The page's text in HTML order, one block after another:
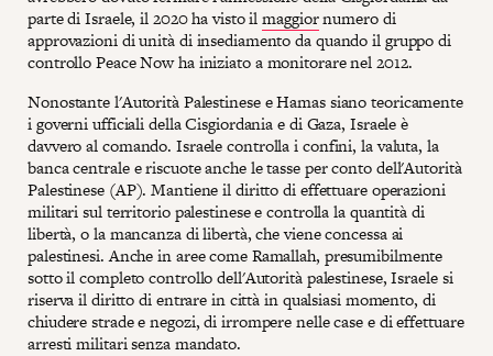
parte di Israele, il 2020 ha visto ilmaggiornumero di
approvazioni di unità di insediamento da quando il gruppo di
controllo Peace Now ha iniziato a monitorare nel 2012.
Nonostante l'Autorità Palestinese e Hamas siano teoricamente
i governi ufficiali della Cisgiordania e di Gaza, Israele è
davvero al comando. Israele controlla i confini, la valuta, la
banca centrale e riscuote anche le tasse per conto dell'Autorità
Palestinese (AP). Mantiene il diritto di effettuare operazioni
militari sul territorio palestinese e controlla la quantità di
libertà, o la mancanza di libertà, che viene concessa ai
palestinesi. Anche in aree come Ramallah, presumibilmente
sotto il completo controllo dell'Autorità palestinese, Israele si
riserva il diritto di entrare in città in qualsiasi momento, di
chiudere strade e negozi, di irrompere nelle case e di effettuare
arresti militari senza mandato.